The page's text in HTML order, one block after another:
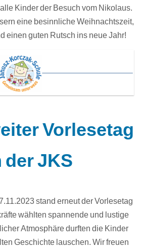
Kinder der Besuch vom Nikolaus.
eine besinnliche Weihnachtszeit,
einen guten Rutsch ins neue Jahr!
Vorlesetag
der JKS
stand erneut der Vorlesetag
wählten spannende und lustige
Atmosphäre durften die Kinder
Geschichte lauschen. Wir freuen